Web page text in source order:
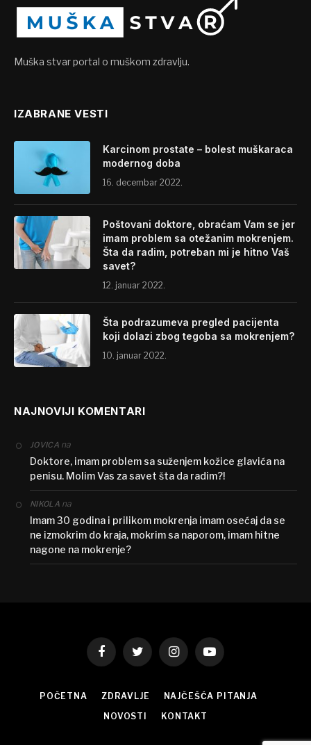
Muška stvar portal o muškom zdravlju.
IZABRANE VESTI
Karcinom prostate – bolest muškaraca
modernog doba
16. decembar 2022.
Poštovani doktore, obraćam Vam se jer
imam problem sa otežanim mokrenjem.
Šta da radim, potreban mi je hitno Vaš
savet?
12. januar 2022.
Šta podrazumeva pregled pacijenta
koji dolazi zbog tegoba sa mokrenjem?
10. januar 2022.
NAJNOVIJI KOMENTARI
JOVICAna
Doktore, imam problem sa suženjem kožice glavića na
penisu. Molim Vas za savet šta da radim?!
NIKOLAna
Imam 30 godina i prilikom mokrenja imam osećaj da se
ne izmokrim do kraja, mokrim sa naporom, imam hitne
nagone na mokrenje?
FacebookTwitter InstagramYouTube
POČETNA ZDRAVLJE
NAJČEŠĆA PITANJA
NOVOSTI
KONTAKT